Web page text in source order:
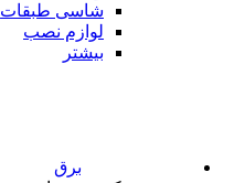
شاسی طبقات
لوازم نصب
بیشتر
برق